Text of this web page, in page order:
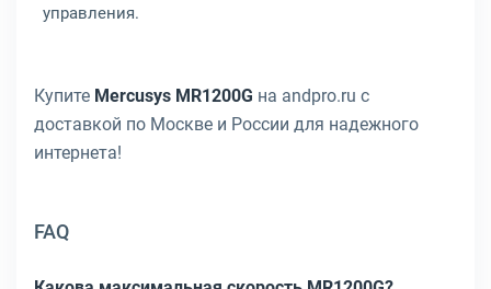
управления.
Купите Mercusys MR1200G на andpro.ru с
доставкой по Москве и России для надежного
интернета!
FAQ